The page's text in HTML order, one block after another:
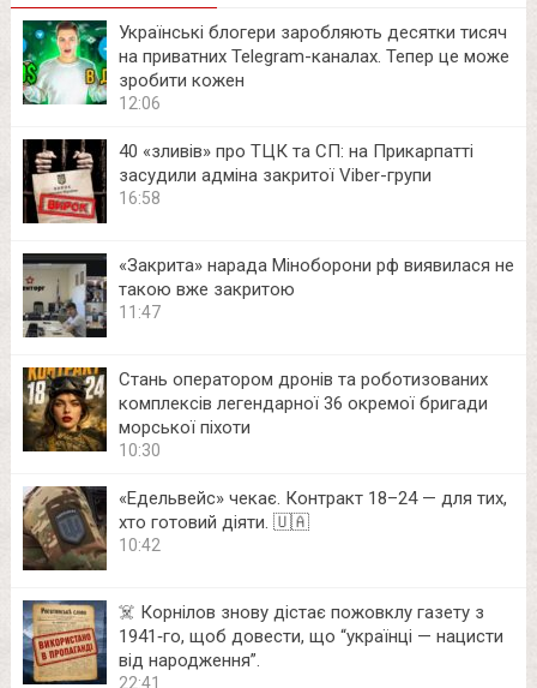
Українські блогери заробляють десятки тисяч
на приватних Telegram-каналах. Тепер це може
зробити кожен
12:06
40 «зливів» про ТЦК та СП: на Прикарпатті
засудили адміна закритої Viber-групи
16:58
«Закрита» нарада Міноборони рф виявилася не
такою вже закритою
11:47
Стань оператором дронів та роботизованих
комплексів легендарної 36 окремої бригади
морської піхоти
10:30
«Едельвейс» чекає. Контракт 18–24 — для тих,
хто готовий діяти. 🇺🇦
10:42
☠️ Корнілов знову дістає пожовклу газету з
1941‑го, щоб довести, що “українці — нацисти
від народження”.
22:41